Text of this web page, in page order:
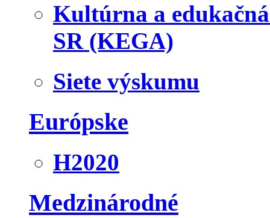
Kultúrna a
SR (KEGA)
Siete výskumu
Európske
H2020
Medzinárodné